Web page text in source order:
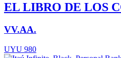
EL LIBRO DE LOS
VV.AA.
UYU 980